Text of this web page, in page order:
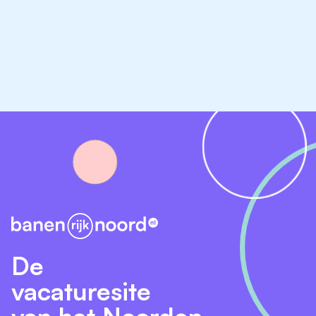
De Raad van Toezicht streeft naar een samenstelling
die recht doet aan de maatschappelijke opdracht van
NassauVincent. Daarom beoogt de Raad van Toezicht:
een afspiegeling van de samenleving, passend bij
verbinding met en kennis van de regio en het
voedingsgebied;
diversiteit in leeftijd, achtergrond en perspectief;
een combinatie van ervaring en vernieuwing;
balans tussen onderwijskundige, financiële en
De
vacaturesite